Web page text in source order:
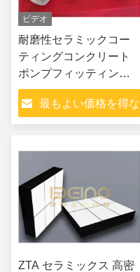
ビデオ
耐磨性セラミックコー
ティングコンクリート
ポンプフィッティング
アルミナセラミックコ
ーティングコンクリー
トポンプパイプライン
最もよい価格を得な
ZTA セラミックス 高密